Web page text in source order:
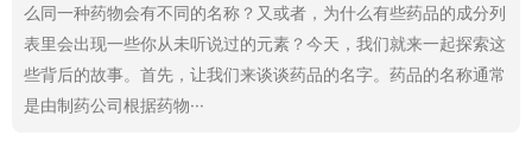
么同一种药物会有不同的名称？又或者，为什么有些药品的成分列
表里会出现一些你从未听说过的元素？今天，我们就来一起探索这
些背后的故事。首先，让我们来谈谈药品的名字。药品的名称通常
是由制药公司根据药物···